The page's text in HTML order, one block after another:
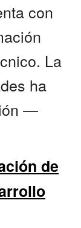
con
La
ha
—
de